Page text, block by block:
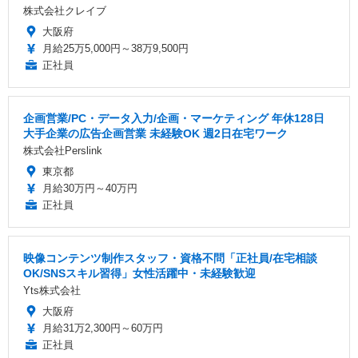
株式会社クレイブ
大阪府
月給25万5,000円～38万9,500円
正社員
企画営業/PC・データ入力/企画・マーケティング 年休128日
大手企業の広告企画営業 未経験OK 週2日在宅ワーク
株式会社Perslink
東京都
月給30万円～40万円
正社員
映像コンテンツ制作スタッフ・資格不問「正社員/在宅相談
OK/SNSスキル習得」女性活躍中・未経験歓迎
Yts株式会社
大阪府
月給31万2,300円～60万円
正社員